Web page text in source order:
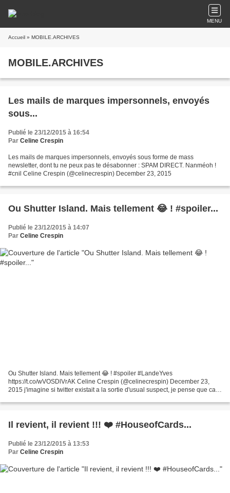
MENU
Accueil » MOBILE.ARCHIVES
MOBILE.ARCHIVES
Les mails de marques impersonnels, envoyés
sous...
Publié le 23/12/2015 à 16:54
Par Celine Crespin
Les mails de marques impersonnels, envoyés sous forme de mass
newsletter, dont tu ne peux pas te désabonner : SPAM DIRECT. Nanméoh !
#cnil Celine Crespin (@celinecrespin) December 23, 2015
Ou Shutter Island. Mais tellement 😂 ! #spoiler...
Publié le 23/12/2015 à 14:07
Par Celine Crespin
Ou Shutter Island. Mais tellement 😂 ! #spoiler #LandeYves
https://t.co/wVOSDlVrAK Celine Crespin (@celinecrespin) December 23,
2015 j'imagine si twitter existait a la sortie d'usual suspect, je pense que ca
Il revient, il revient !!! ❤️ #HouseofCards...
Publié le 23/12/2015 à 13:53
Par Celine Crespin